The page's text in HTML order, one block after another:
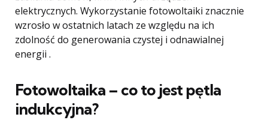
elektrycznych. Wykorzystanie fotowoltaiki znacznie
wzrosło w ostatnich latach ze względu na ich
zdolność do generowania czystej i odnawialnej
energii .
Fotowoltaika – co to jest pętla
indukcyjna?